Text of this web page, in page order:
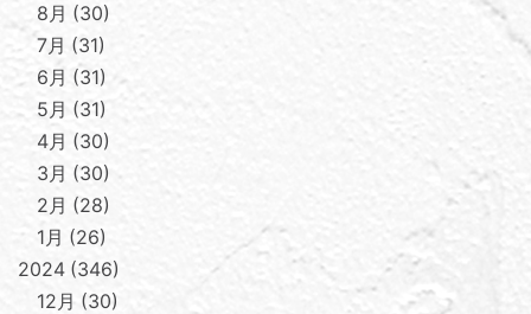
8月
30
7月
31
6月
31
5月
31
4月
30
3月
30
2月
28
1月
26
2024 346
12月
30